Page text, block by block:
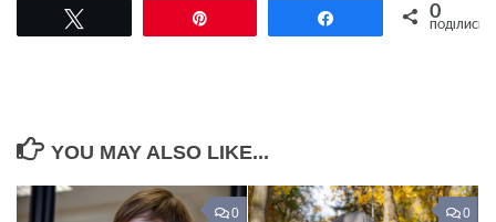
Поділитися0
ПОДІЛИСЬ
YOU MAY ALSO LIKE...
0 0